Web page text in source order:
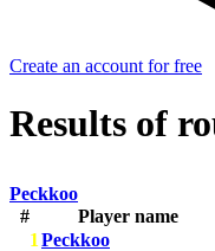
Create an account for free
Results of
Peckkoo
#
Player name
1 Peckkoo